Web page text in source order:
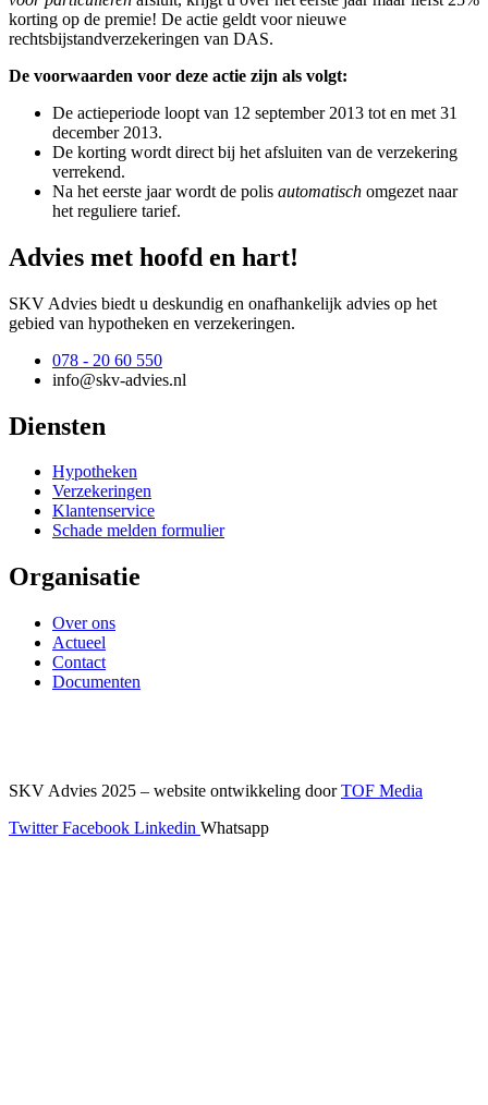
korting op de premie! De actie geldt voor nieuwe
rechtsbijstandverzekeringen van DAS.
De voorwaarden voor deze actie zijn als volgt:
De actieperiode loopt van 12 september 2013 tot en met 31
december 2013.
De korting wordt direct bij het afsluiten van de verzekering
verrekend.
Na het eerste jaar wordt de polis automatisch omgezet naar
het reguliere tarief.
Advies met hoofd en hart!
SKV Advies biedt u deskundig en onafhankelijk advies op het
gebied van hypotheken en verzekeringen.
078 - 20 60 550
info@skv-advies.nl
Diensten
Hypotheken
Verzekeringen
Klantenservice
Schade melden formulier
Organisatie
Over ons
Actueel
Contact
Documenten
SKV Advies 2025 – website ontwikkeling doorTOF Media
Twitter Facebook Linkedin Whatsapp